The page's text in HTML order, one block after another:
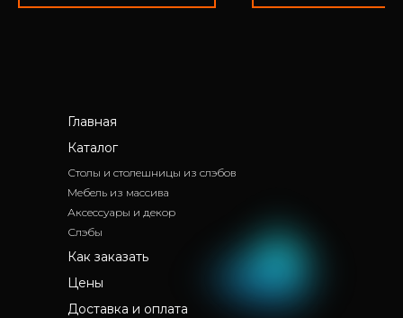
Главная
Каталог
Как заказать
Столы и столешницы из слэбов
Мебель из массива
Слэбы
Аксессуары и декор
Доставка и оплата
Цены